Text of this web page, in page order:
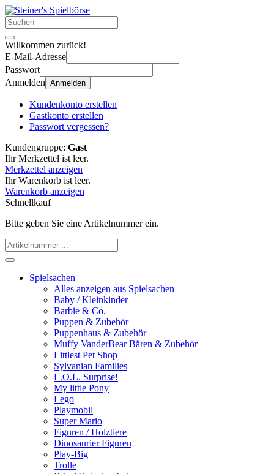
Willkommen zurück!
E-Mail-Adresse
Passwort
Anmelden Anmelden
Kundenkonto erstellen
Gastkonto erstellen
Passwort vergessen?
Kundengruppe: Gast
Ihr Merkzettel ist leer.
Merkzettel anzeigen
Ihr Warenkorb ist leer.
Warenkorb anzeigen
Schnellkauf
Bitte geben Sie eine Artikelnummer ein.
Spielsachen
Alles anzeigen aus Spielsachen
Baby / Kleinkinder
Barbie & Co.
Puppen & Zubehör
Puppenhaus & Zubehör
Muffy VanderBear Bären & Zubehör
Littlest Pet Shop
Sylvanian Families
L.O.L. Surprise!
My little Pony
Lego
Playmobil
Super Mario
Figuren / Holztiere
Dinosaurier Figuren
Play-Big
Trolle